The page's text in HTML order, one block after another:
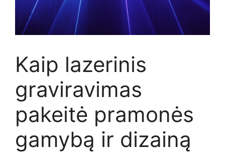
Kaip lazerinis
graviravimas
pakeitė pramonės
gamybą ir dizainą